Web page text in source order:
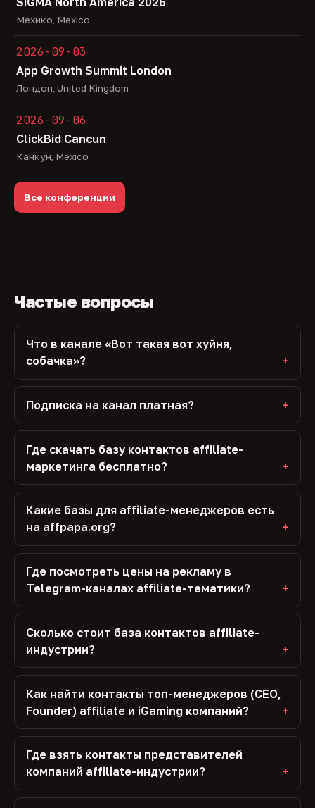
Мехико, Mexico
2026-09-03
App Growth Summit London
Лондон, United Kingdom
2026-09-06
ClickBid Cancun
Канкун, Mexico
Все конференции
Частые вопросы
Что в канале «Вот такая вот хуйня,
собачка»?
Подписка на канал платная?
Где скачать базу контактов affiliate-
маркетинга бесплатно?
Какие базы для affiliate-менеджеров есть
на affpapa.org?
Где посмотреть цены на рекламу в
Telegram-каналах affiliate-тематики?
Сколько стоит база контактов affiliate-
индустрии?
Как найти контакты топ-менеджеров (CEO,
Founder) affiliate и iGaming компаний?
Где взять контакты представителей
компаний affiliate-индустрии?